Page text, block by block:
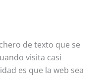
de texto que se
visita casi
es que la web sea